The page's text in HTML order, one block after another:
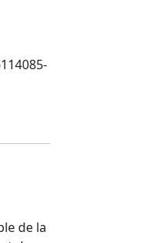
de la